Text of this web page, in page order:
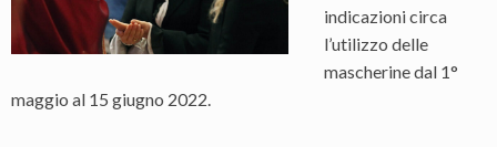
indicazioni circa
l’utilizzo delle
mascherine dal 1°
maggio al 15 giugno 2022.